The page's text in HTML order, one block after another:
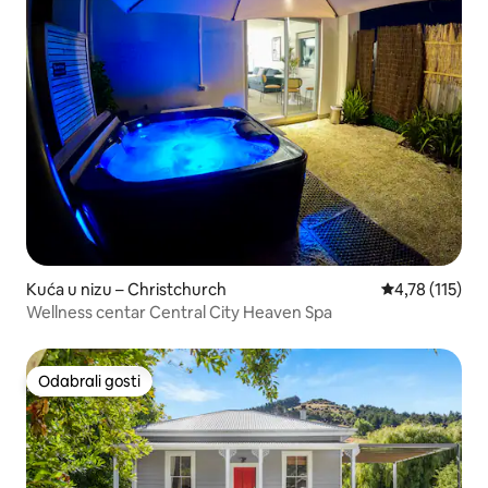
Kuća u nizu – Christchurch Prosječna
4,78 (115)
Wellness centar Central City Heaven Spa
Odabrali gosti
Odabrali gosti